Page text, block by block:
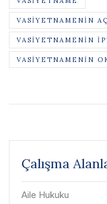
VASIYETNAMENIN
VASIYETNAMENIN
VASIYETNAMENIN
Çalışma
Aile Hukuku